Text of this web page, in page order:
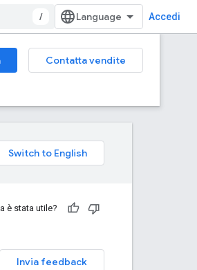
/ Accedi
Contatta vendite
è stata utile?
Invia feedback